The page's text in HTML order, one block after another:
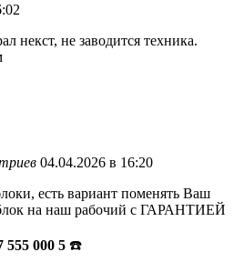
некст, не заводится техника.
04.04.2026 в 16:20
есть вариант поменять Ваш
на наш рабочий с ГАРАНТИЕЙ
555 000 5 ☎️